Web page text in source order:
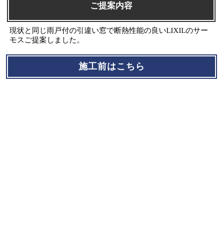
ご提案内容
現状と同じ雨戸付の引違い窓で断熱性能の良いLIXILのサー
モスご提案しました。
施工前はこちら